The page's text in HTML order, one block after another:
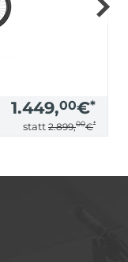
1.449,00€*
statt 2.899,00€*